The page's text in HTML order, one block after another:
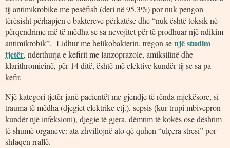
tij antimikrobike me pesëfish (deri në 95.3%) por nuk pengon
tërësisht përhapjen e baktereve përkatëse dhe “nuk është toksik në
përqendrime më të mëdha se sa nevojitet për të prodhuar një ndikim
antimikrobik”. Lidhur me helikobakterin, tregon senjë studim
tjetër, ndërthurja e kefirit me lanzoprazole, amiksilinë dhe
klarithromicinë, për 14 ditë, është më efektive kundër tij se sa pa
kefir.
Një kategori tjetër janë pacientët me gjendje të rënda mjekësore, si
trauma të mëdha (djegiet elektrike etj.), sepsis (kur trupi mbivepron
kundër një infeksioni), djegie të gjera, dëmtim të kokës ose dështim
të shumë organeve: ata zhvillojnë ato që quhen “ulçera stresi” por
shfaqen rrallë.